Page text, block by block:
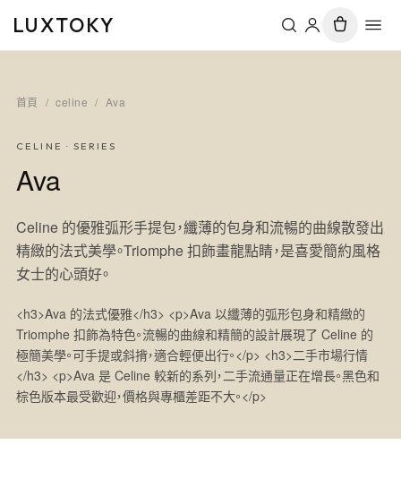
LUXTOKY
首頁 / celine / Ava
CELINE · SERIES
Ava
Celine 的優雅弧形手提包，纖薄的包身和流暢的曲線散發出
精緻的法式美學。Triomphe 扣飾畫龍點睛，是喜愛簡約風格
女士的心頭好。
<h3>Ava 的法式優雅</h3> <p>Ava 以纖薄的弧形包身和精緻的
Triomphe 扣飾為特色。流暢的曲線和精簡的設計展現了 Celine 的
極簡美學。可手提或斜揹，適合輕便出行。</p> <h3>二手市場行情
</h3> <p>Ava 是 Celine 較新的系列，二手流通量正在增長。黑色和
棕色版本最受歡迎，價格與專櫃差距不大。</p>